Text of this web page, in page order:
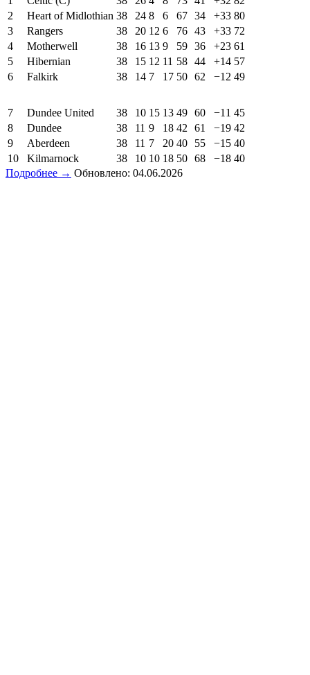
2
Heart of Midlothian 38 24 8 6 67 34 +33 80
3
Rangers 38 20 12 6 76 43 +33 72
4
Motherwell 38 16 13 9 59 36 +23 61
5
Hibernian 38 15 12 11 58 44 +14 57
6
Falkirk 38 14 7 17 50 62 −12 49
7 Dundee United 38 10 15 13 49 60 −11 45
8
Dundee 38 11 9 18 42 61 −19 42
9
Aberdeen 38 11 7 20 40 55 −15 40
10
Kilmarnock 38 10 10 18 50 68 −18 40
Подробнее → Обновлено: 04.06.2026